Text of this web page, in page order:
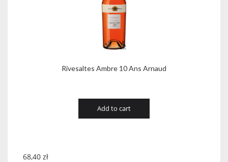
Rivesaltes Ambre 10 Ans Arnaud
Add to cart
68,40 zł